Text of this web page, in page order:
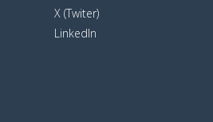
X (Twiter)
LinkedIn